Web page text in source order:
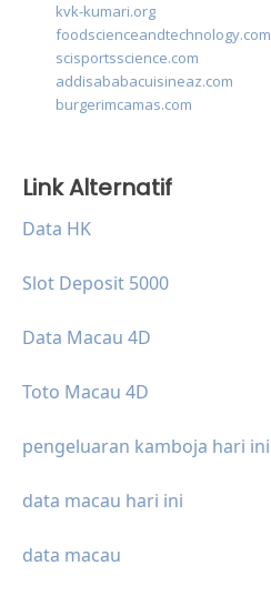
kvk-kumari.org
foodscienceandtechnology.com
scisportsscience.com
addisababacuisineaz.com
burgerimcamas.com
Link Alternatif
Data HK
Slot Deposit 5000
Data Macau 4D
Toto Macau 4D
pengeluaran kamboja hari ini
data macau hari ini
data macau